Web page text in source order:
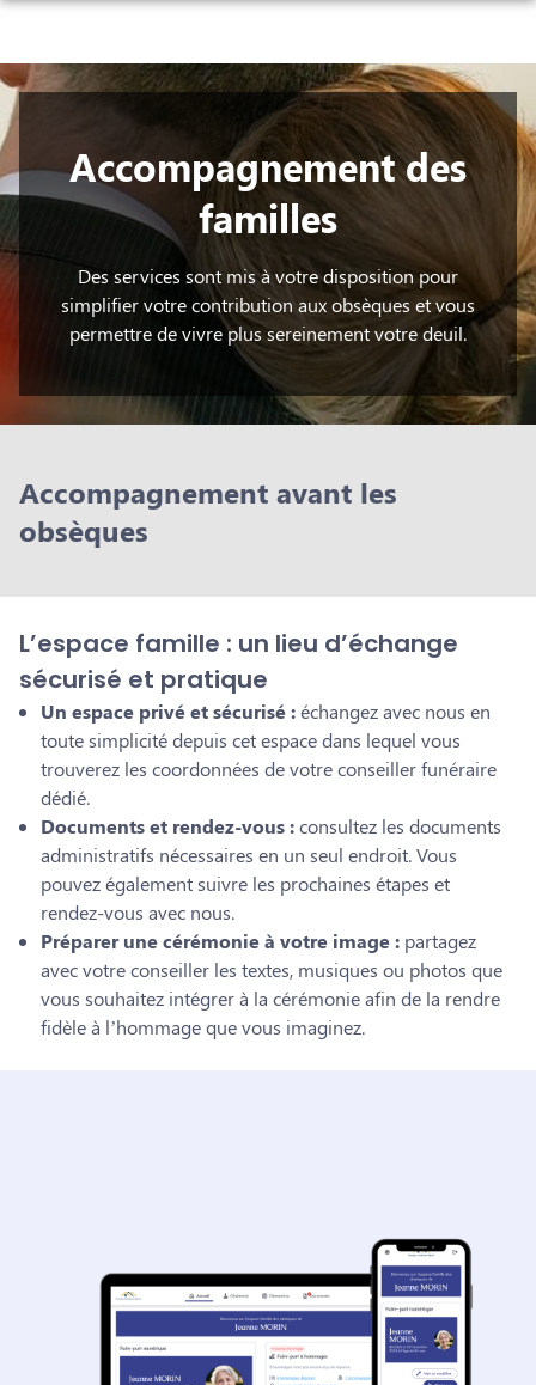
ORGANISER DES OBSÈQUES
PRÉVOIR SES OBSÈQUES
SERVICES AUX FAMILLES
BLOG
QUI SUIS-JE
HISTOIRE DES POMPES FUNÈBRES
LES POMPES FUNÈBRES FL – ANIMAUX
LES RITES FUNÉRAIRES EN FONCTION DES RELIGIONS
LA TOILETTE ET LES SOINS SELON LES RELIGIONS
ESPACES HOMMAGES
Accompagnement des
familles
Des services sont mis à votre disposition pour
simplifier votre contribution aux obsèques et vous
permettre de vivre plus sereinement votre deuil.
Accompagnement avant les
obsèques
L’espace famille : un lieu d’échange
sécurisé et pratique
Un espace privé et sécurisé :échangez avec nous en
toute simplicité depuis cet espace dans lequel vous
trouverez les coordonnées de votre conseiller funéraire
dédié.
Documents et rendez-vous :consultez les documents
administratifs nécessaires en un seul endroit. Vous
pouvez également suivre les prochaines étapes et
rendez-vous avec nous.
Préparer une cérémonie à votre image : partagez
avec votre conseiller les textes, musiques ou photos que
vous souhaitez intégrer à la cérémonie afin de la rendre
fidèle à l’hommage que vous imaginez.